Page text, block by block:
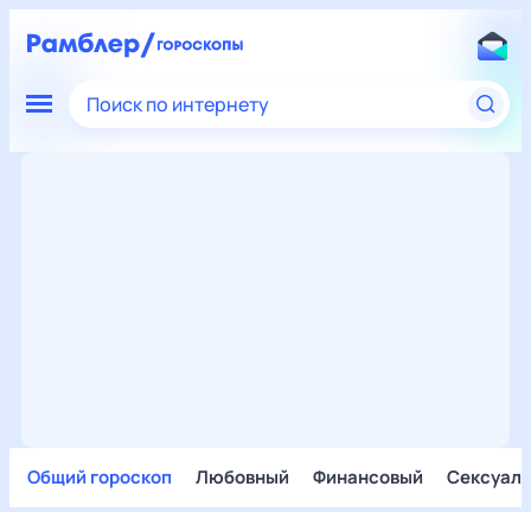
Поиск по интернету
Общий гороскоп Любовный Финансовый